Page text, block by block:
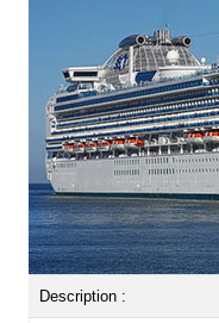
Description :